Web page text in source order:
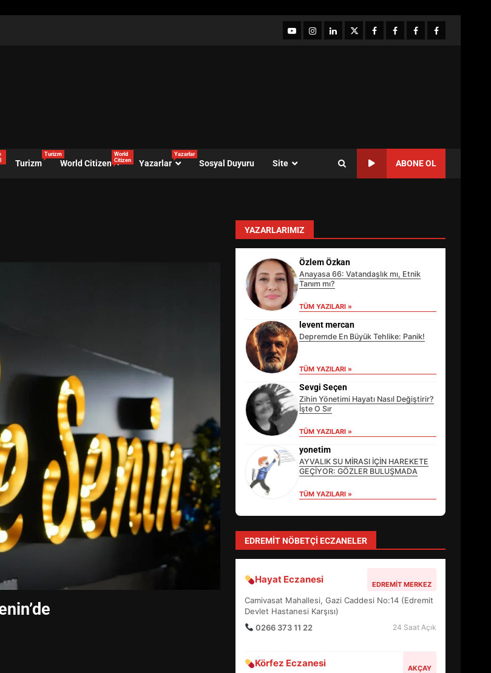
YouTubeInstagram
LinkedIntwitterfacebook-Facebook-
Facebook-Facebook-
Turizm
Turizm
World Citizen
World
Citizen
Yazarlar
Yazarlar
Sosyal Duyuru Site ABONE OL
YAZARLARIMIZ
Özlem Özkan
Anayasa 66: Vatandaşlık mı, Etnik
Tanım mı?
TÜM YAZILARI »
levent mercan
Depremde En Büyük Tehlike: Panik!
TÜM YAZILARI »
Sevgi Seçen
Zihin Yönetimi Hayatı Nasıl Değiştirir?
İşte O Sır
TÜM YAZILARI »
yonetim
AYVALIK SU MİRASI İÇİN HAREKETE
GEÇİYOR: GÖZLER BULUŞMADA
TÜM YAZILARI »
EDREMIT NÖBETÇI ECZANELER
Hayat Eczanesi EDREMIT MERKEZ
Camivasat Mahallesi, Gazi Caddesi No:14 (Edremit
Devlet Hastanesi Karşısı)
0266 373 11 22
24 Saat Açık
Körfez Eczanesi AKÇAY
EİB’DE KRİTİK ATAMA:
SÜRDÜRÜLEBİLİRLİKTE NE
DEĞİŞECEK?
4
EDREMİT’İN GURURU TÜRKİYE
FİNALİNDE NE BAŞARDI?
5
BALIKESİR MÜZELERİNDE
SÜRE UZATILDI: NE DEĞİŞTİ?
BURHANİYE SATRANÇ